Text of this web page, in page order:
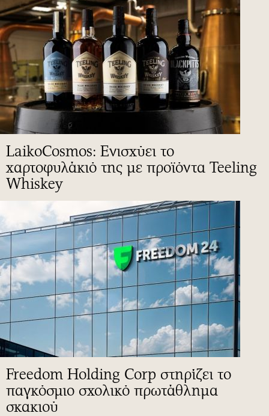
LaikoCosmos: Ενισχύει το
χαρτοφυλάκιό της με προϊόντα Teeling
Whiskey
Freedom Holding Corp στηρίζει το
παγκόσμιο σχολικό πρωτάθλημα
σκακιού